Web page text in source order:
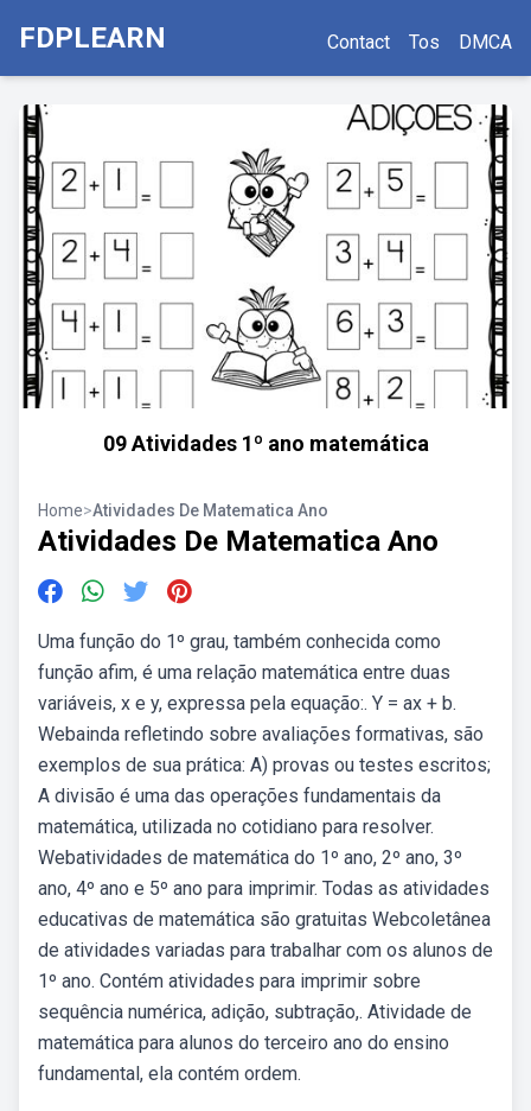
FDPLEARN Contact Tos DMCA
09 Atividades 1º ano matemática
Home>Atividades De Matematica Ano
Atividades De Matematica Ano
Uma função do 1º grau, também conhecida como
função afim, é uma relação matemática entre duas
variáveis, x e y, expressa pela equação:. Y = ax + b.
Webainda refletindo sobre avaliações formativas, são
exemplos de sua prática: A) provas ou testes escritos;
A divisão é uma das operações fundamentais da
matemática, utilizada no cotidiano para resolver.
Webatividades de matemática do 1º ano, 2º ano, 3º
ano, 4º ano e 5º ano para imprimir. Todas as atividades
educativas de matemática são gratuitas Webcoletânea
de atividades variadas para trabalhar com os alunos de
1º ano. Contém atividades para imprimir sobre
sequência numérica, adição, subtração,. Atividade de
matemática para alunos do terceiro ano do ensino
fundamental, ela contém ordem.